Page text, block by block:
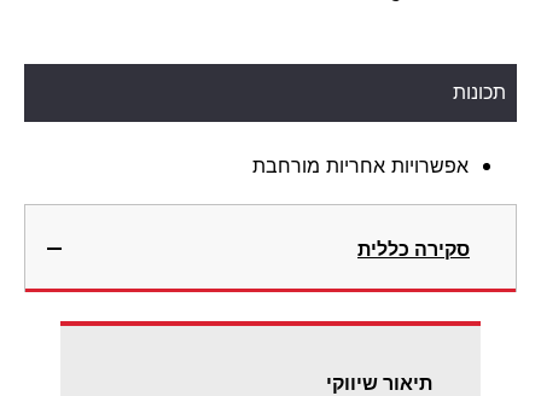
תכונות
אפשרויות אחריות מורחבת
סקירה כללית
תיאור שיווקי